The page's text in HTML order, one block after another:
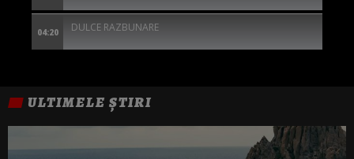
04:20 DULCE RAZBUNARE
ULTIMELE ȘTIRI